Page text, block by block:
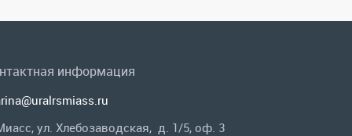
информация
ул. Хлебозаводская, д. 1/5, оф. 3
контактная информация